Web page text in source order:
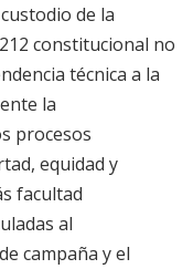
de la
constitucional no
técnica a la
la
procesos
equidad y
facultad
al
campaña y el